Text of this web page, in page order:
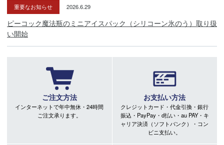
重要なお知らせ 2026.6.29
ピーコック魔法瓶のミニアイスパック（シリコーン氷のう）取り扱
い開始
ご注文方法
インターネットで年中無休・24時間
ご注文承ります。
お支払い方法
クレジットカード・代金引換・銀行
振込・PayPay・d払い・au PAY・キ
ャリア決済（ソフトバンク）・コン
ビニ支払い。